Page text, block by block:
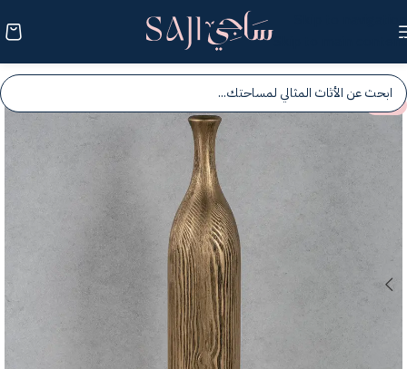
Skip to main content
-25%